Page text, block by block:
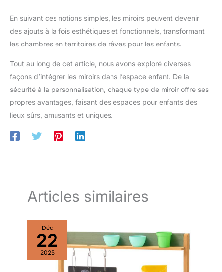
En suivant ces notions simples, les miroirs peuvent devenir
des ajouts à la fois esthétiques et fonctionnels, transformant
les chambres en territoires de rêves pour les enfants.
Tout au long de cet article, nous avons exploré diverses
façons d’intégrer les miroirs dans l’espace enfant. De la
sécurité à la personnalisation, chaque type de miroir offre ses
propres avantages, faisant des espaces pour enfants des
lieux sûrs, amusants et uniques.
Articles similaires
Déc
22
2025